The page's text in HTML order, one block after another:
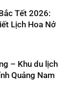
Tết 2026:
Lịch Hoa Nở
– Khu du lịch
Quảng Nam